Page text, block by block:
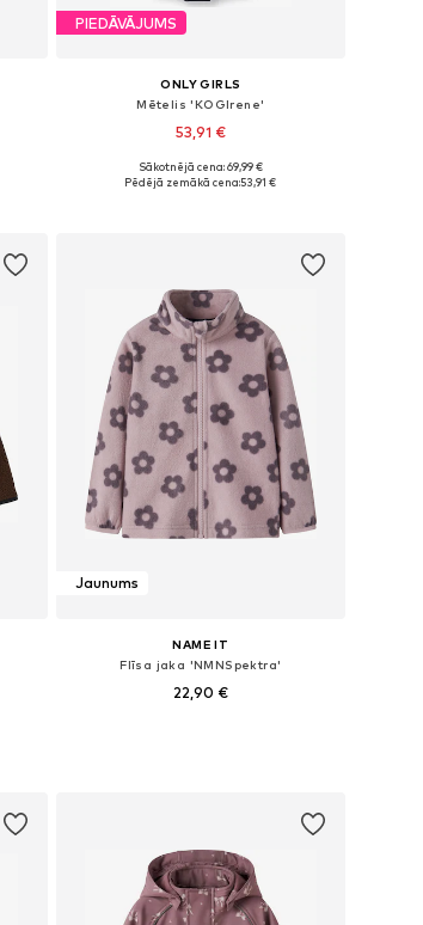
PIEDĀVĀJUMS
ONLY GIRLS
Mētelis 'KOGIrene'
53,91 €
Pieejams daudzos izmēros
Sākotnējā cena: 69,99 €
Pēdējā zemākā cena:53,91 €
Jaunums
NAME IT
Flīsa jaka 'NMNSpektra'
22,90 €